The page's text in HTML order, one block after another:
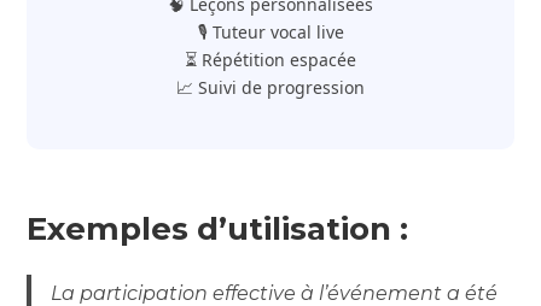
🎙️ Tuteur vocal live
⏳ Répétition espacée
📈 Suivi de progression
Exemples d’utilisation :
La participation effective à l’événement a été